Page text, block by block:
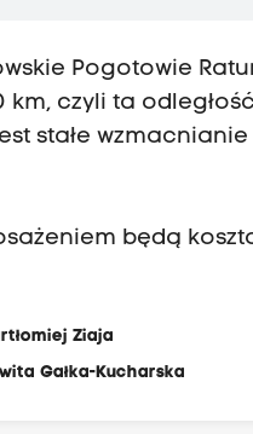
Pogotowie
km, czyli ta
stałe
będą
Ziaja
Gałka-Kucharska